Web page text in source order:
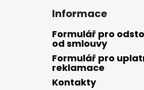
Informace
Formulář pro
od smlouvy
Formulář pro
reklamace
Kontakty